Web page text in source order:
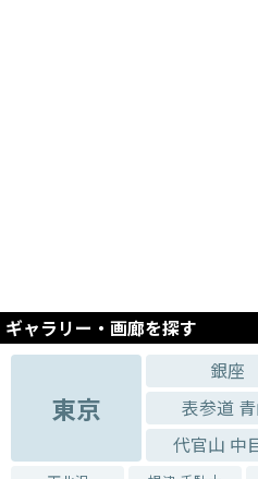
ギャラリー・画廊を探す
東京
銀座
表参道
代官山 中